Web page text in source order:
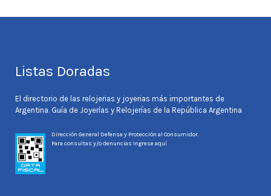
Listas Doradas
El directorio de las relojerias y joyerias más importantes de
Argentina. Guía de Joyerías y Relojerías de la República Argentina
Dirección General Defensa y Protección al Consumidor.
Para consultas y/o denuncias Ingrese aquí